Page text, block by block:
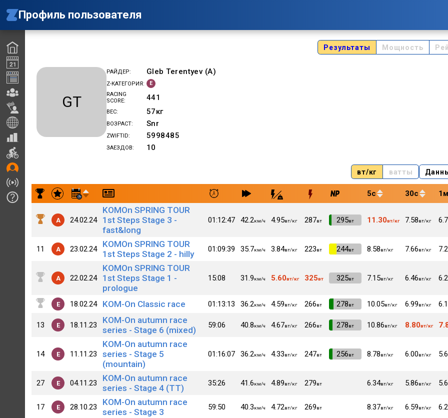
Профиль пользователя
Результаты Мощность
GT
РАЙДЕР Gleb Terentyev (A)
Z-КАТЕГОРИЯ
E
RACING
SCORE
441
ВЕС 57кг
ВОЗРАСТ Snr
ZWIFTID 5998485
ЗАЕЗДОВ 10
вт/кг ватты
Результаты заездов Gleb Terentyev (A)
5с 30с 1м
A 24.02.24
KOMOn SPRING TOUR
1st Steps Stage 3 -
fast&long
01:12:47 42.2км/ч 4.95вт/кг 287вт VI295вт 11.30вт/кг 7.58вт/кг
11 A 23.02.24
KOMOn SPRING TOUR
1st Steps Stage 2 - hilly
01:09:39 35.7км/ч 3.84вт/кг 223вт VI244вт 8.58вт/кг 7.66вт/кг
A 22.02.24
KOMOn SPRING TOUR
1st Steps Stage 1 -
prologue
15:08 31.9км/ч 5.60вт/кг 325вт VI325вт 7.15вт/кг 6.46вт/кг
E 18.02.24 KOM-On Classic race 01:13:13 36.2км/ч 4.59вт/кг 266вт VI278вт 10.05вт/кг 6.99вт/кг
13 E 18.11.23
KOM-On autumn race
series - Stage 6 (mixed)
59:06 40.8км/ч 4.67вт/кг 266вт VI278вт 10.86вт/кг 8.80вт/кг
14 E 11.11.23
KOM-On autumn race
series - Stage 5
(mountain)
01:16:07 36.2км/ч 4.33вт/кг 247вт VI256вт 8.78вт/кг 6.00вт/кг
27 E 04.11.23
KOM-On autumn race
series - Stage 4 (TT)
35:26 41.6км/ч 4.89вт/кг 279вт 6.34вт/кг 5.86вт/кг
17 E 28.10.23
KOM-On autumn race
series - Stage 3
59:50 40.3км/ч 4.72вт/кг 269вт 8.37вт/кг 6.59вт/кг